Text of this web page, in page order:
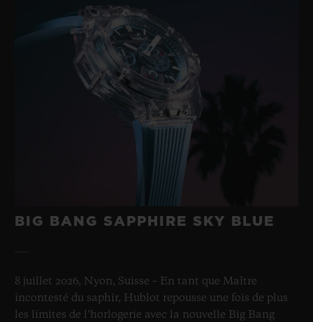
BIG BANG SAPPHIRE SKY BLUE
8 juillet 2026, Nyon, Suisse – En tant que Maître
incontesté du saphir, Hublot repousse une fois de plus
les limites de l’horlogerie avec la nouvelle Big Bang